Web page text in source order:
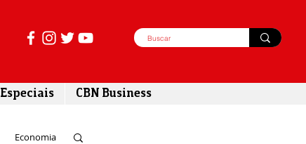
Especiais CBN Business
Economia